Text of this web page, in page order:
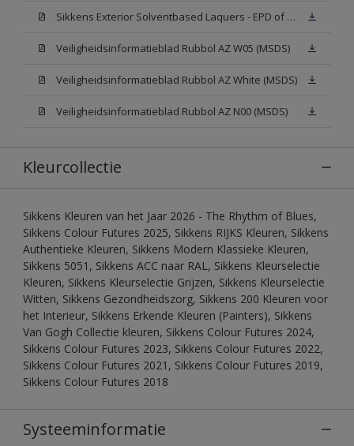
Sikkens Exterior Solventbased Laquers - EPD of Milieuproductverklaring
Veiligheidsinformatieblad Rubbol AZ W05 (MSDS)
Veiligheidsinformatieblad Rubbol AZ White (MSDS)
Veiligheidsinformatieblad Rubbol AZ N00 (MSDS)
Kleurcollectie
Sikkens Kleuren van het Jaar 2026 - The Rhythm of Blues,
Sikkens Colour Futures 2025, Sikkens RIJKS Kleuren, Sikkens
Authentieke Kleuren, Sikkens Modern Klassieke Kleuren,
Sikkens 5051, Sikkens ACC naar RAL, Sikkens Kleurselectie
Kleuren, Sikkens Kleurselectie Grijzen, Sikkens Kleurselectie
Witten, Sikkens Gezondheidszorg, Sikkens 200 Kleuren voor
het Interieur, Sikkens Erkende Kleuren (Painters), Sikkens
Van Gogh Collectie kleuren, Sikkens Colour Futures 2024,
Sikkens Colour Futures 2023, Sikkens Colour Futures 2022,
Sikkens Colour Futures 2021, Sikkens Colour Futures 2019,
Sikkens Colour Futures 2018
Systeeminformatie